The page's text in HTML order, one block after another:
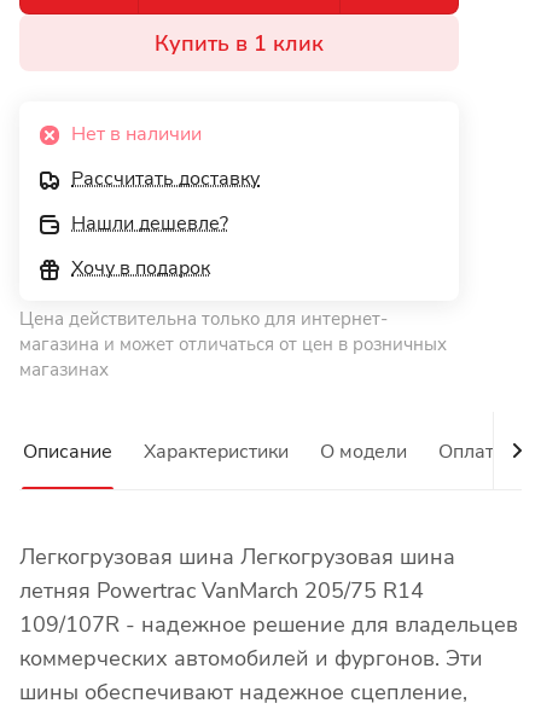
Купить в 1 клик
Нет в наличии
Рассчитать доставку
Нашли дешевле?
Хочу в подарок
Цена действительна только для интернет-
магазина и может отличаться от цен в розничных
магазинах
Описание Характеристики О модели Оплата
Легкогрузовая шина Легкогрузовая шина
летняя Powertrac VanMarch 205/75 R14
109/107R - надежное решение для владельцев
коммерческих автомобилей и фургонов. Эти
шины обеспечивают надежное сцепление,